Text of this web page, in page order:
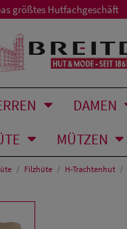
größtes Hutfachgeschäft
DAMEN
MÜTZEN
Filzhüte H-Trachtenhut